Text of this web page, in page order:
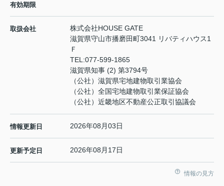
有効期限
取扱会社
株式会社HOUSE GATE
滋賀県守山市播磨田町3041 リバティハウス1
Ｆ
TEL:077-599-1865
滋賀県知事 (2) 第3794号
（公社）滋賀県宅地建物取引業協会
（公社）全国宅地建物取引業保証協会
（公社）近畿地区不動産公正取引協議会
情報更新日 2026年08月03日
更新予定日 2026年08月17日
情報の見方